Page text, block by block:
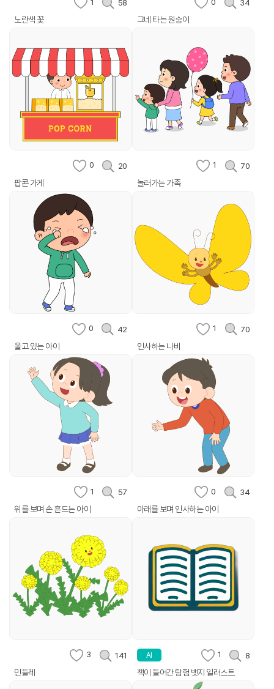
1 58
노란색 꽃
0 34
그네 타는 원숭이
0 20
팝콘 가게
1 70
놀러가는 가족
0 42
울고 있는 아이
1 70
인사하는 나비
1 57
위를 보며 손 흔드는 아이
0 34
아래를 보며 인사하는 아이
3 141
민들레
AI 1 8
책이 들어간 탐험 뱃지 일러스트